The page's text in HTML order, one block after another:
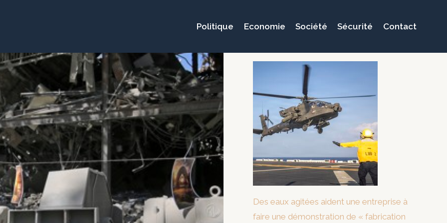
Politique Economie Société Sécurité Contact
Des eaux agitées aident une entreprise à
faire une démonstration de « fabrication